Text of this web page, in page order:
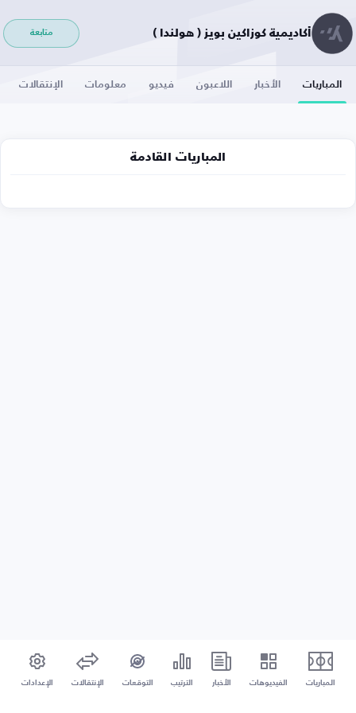
أكاديمية كوزاكين بويز ( هولندا ) متابعة
المباريات الأخبار اللاعبون فيديو معلومات الإنتقالات
المباريات القادمة
المباريات الفيديوهات الأخبار الترتيب التوقعات الإنتقالات الإعدادات